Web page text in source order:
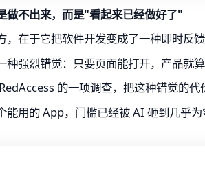
做不出来，而是"看起来已经做好了"
，在于它把软件开发变成了一种即时反
种强烈错觉：只要页面能打开，产品
的一项调查，把这种错觉的
能用的 App，门槛已经被 AI 砸到几乎